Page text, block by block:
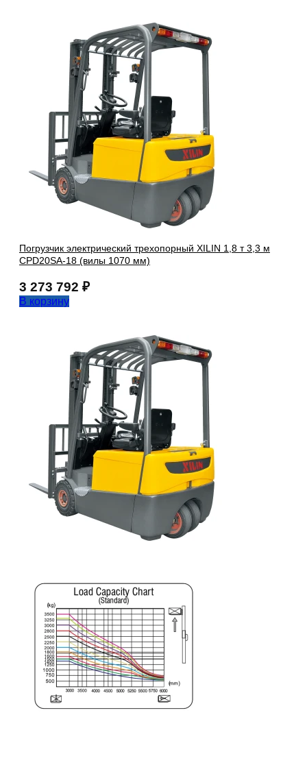
Погрузчик электрический трехопорный XILIN 1,8 т 3,3 м
CPD20SA-18 (вилы 1070 мм)
3 273 792 ₽
В корзину